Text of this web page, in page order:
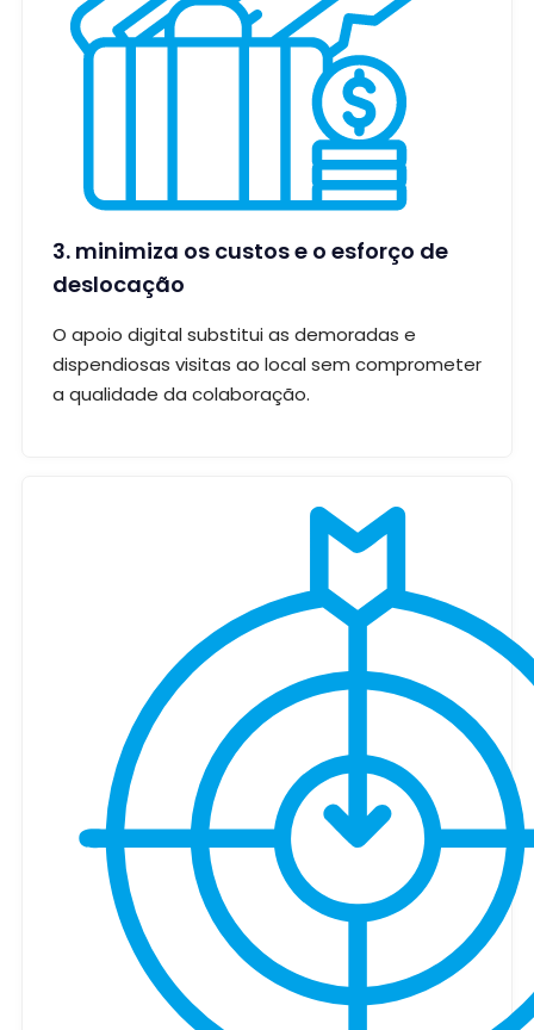
3. minimiza os custos e o esforço de
deslocação
O apoio digital substitui as demoradas e
dispendiosas visitas ao local sem comprometer
a qualidade da colaboração.